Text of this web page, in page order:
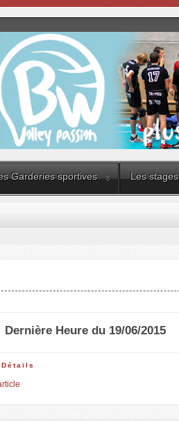
Garderies sportives Les stages
Dernière Heure du 19/06/2015
Détails